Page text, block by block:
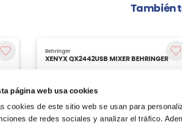
página web usa cookies
cookies de este sitio web se usan para
de redes sociales y analizar el tráfico.
También